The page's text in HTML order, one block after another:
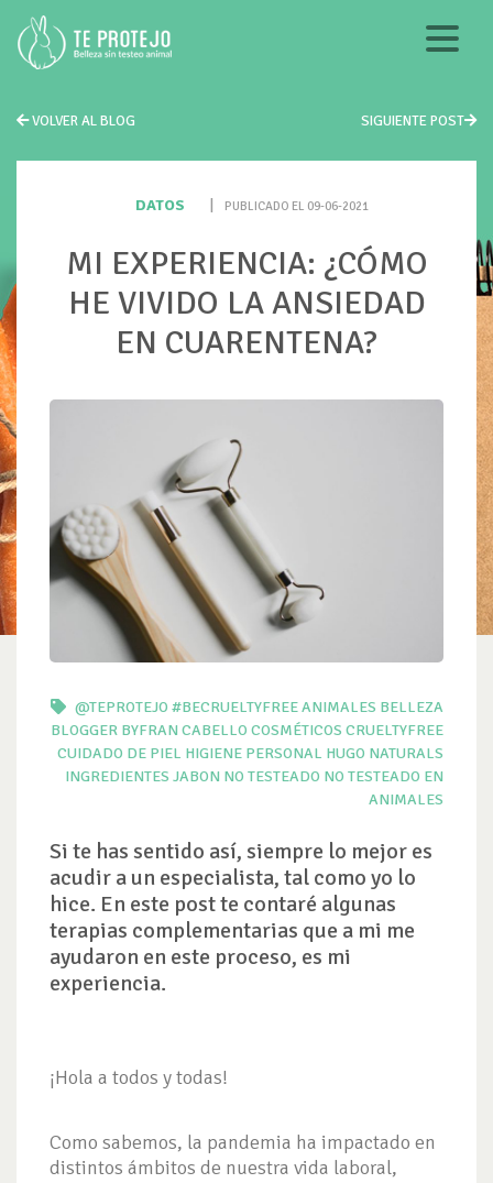
VOLVER AL BLOG SIGUIENTE POST
DATOS PUBLICADO EL 09-06-2021
MI EXPERIENCIA: ¿CÓMO
HE VIVIDO LA ANSIEDAD
EN CUARENTENA?
@TEPROTEJO #BECRUELTYFREEANIMALES BELLEZA
BLOGGER BYFRAN CABELLO COSMÉTICOS CRUELTYFREE
CUIDADO DE PIEL HIGIENE PERSONAL HUGO NATURALS
INGREDIENTES JABON NO TESTEADO NO TESTEADO EN
ANIMALES
Si te has sentido así, siempre lo mejor es
acudir a un especialista, tal como yo lo
hice. En este post te contaré algunas
terapias complementarias que a mi me
ayudaron en este proceso, es mi
experiencia.
¡Hola a todos y todas!
Como sabemos, la pandemia ha impactado en
distintos ámbitos de nuestra vida laboral,